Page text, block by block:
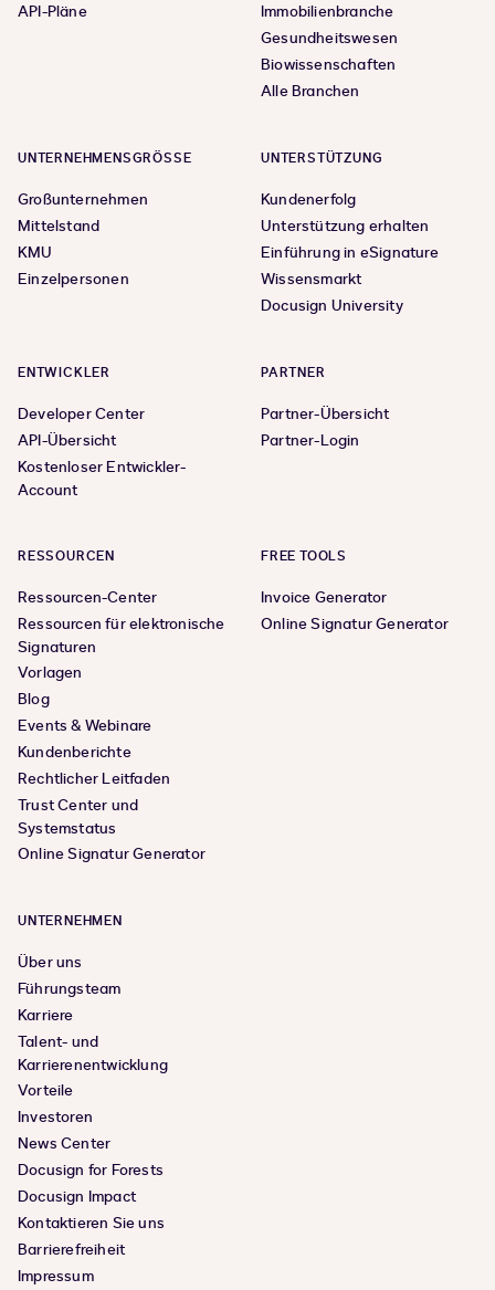
API-Pläne
Immobilienbranche
Gesundheitswesen
Biowissenschaften
Alle Branchen
UNTERNEHMENSGRÖSSE
Großunternehmen
Mittelstand
KMU
Einzelpersonen
UNTERSTÜTZUNG
Kundenerfolg
Unterstützung erhalten
Einführung in eSignature
Wissensmarkt
Docusign University
ENTWICKLER
Developer Center
API-Übersicht
Kostenloser Entwickler-
Account
PARTNER
Partner-Übersicht
Partner-Login
RESSOURCEN
Ressourcen-Center
Ressourcen für elektronische
Signaturen
Vorlagen
Blog
Events & Webinare
Kundenberichte
Rechtlicher Leitfaden
Trust Center und
Systemstatus
Online Signatur Generator
FREE TOOLS
Invoice Generator
Online Signatur Generator
UNTERNEHMEN
Über uns
Führungsteam
Karriere
Talent- und
Karrierenentwicklung
Vorteile
Investoren
News Center
Docusign for Forests
Docusign Impact
Kontaktieren Sie uns
Barrierefreiheit
Impressum